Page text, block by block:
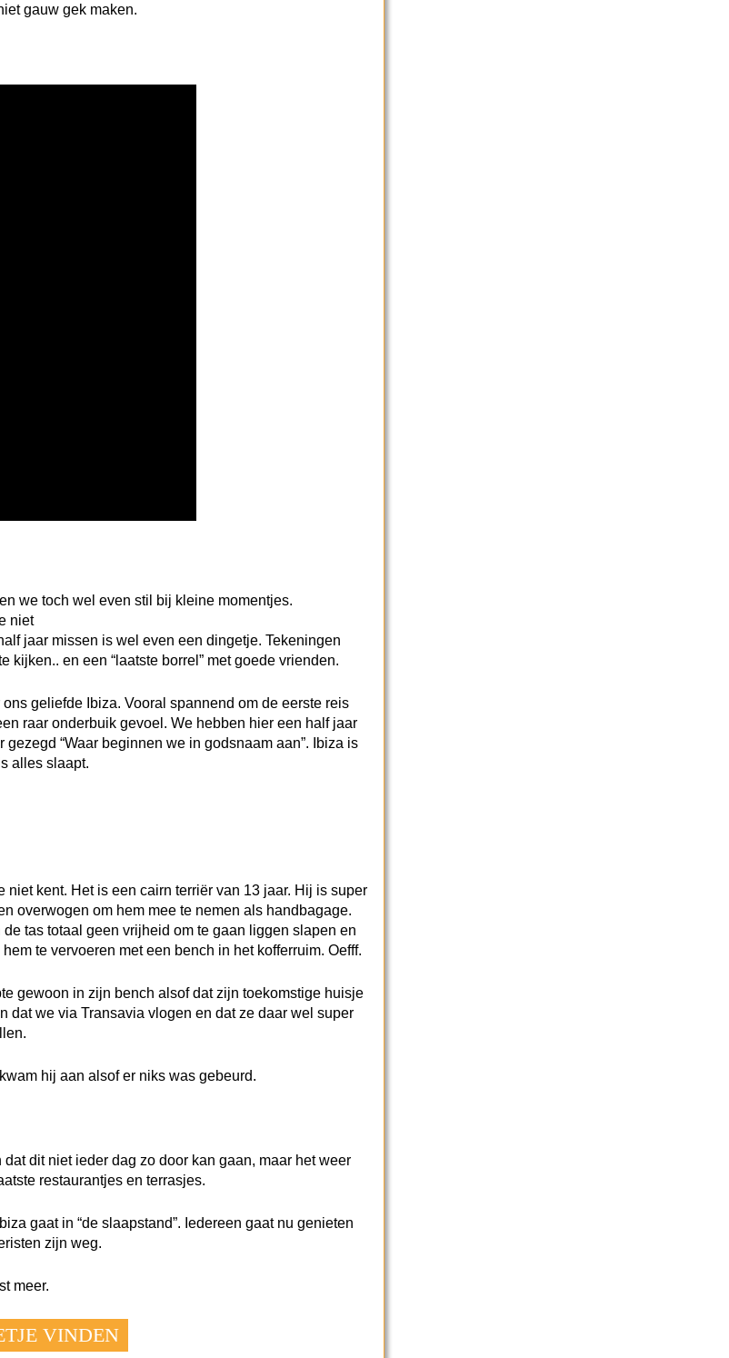
gauw gek maken.
we toch wel even stil bij kleine momentjes.
niet
jaar missen is wel even een dingetje. Tekeningen
kijken.. en een “laatste borrel” met goede vrienden.
geliefde Ibiza. Vooral spannend om de eerste reis
raar onderbuik gevoel. We hebben hier een half jaar
“Waar beginnen we in godsnaam aan”. Ibiza is
alles slaapt.
niet kent. Het is een cairn terriër van 13 jaar. Hij is super
overwogen om hem mee te nemen als handbagage.
tas totaal geen vrijheid om te gaan liggen slapen en
te vervoeren met een bench in het kofferruim. Oefff.
gewoon in zijn bench alsof dat zijn toekomstige huisje
dat we via Transavia vlogen en dat ze daar wel super
hij aan alsof er niks was gebeurd.
dit niet ieder dag zo door kan gaan, maar het weer
restaurantjes en terrasjes.
gaat in “de slaapstand”. Iedereen gaat nu genieten
zijn weg.
meer.
VINDEN